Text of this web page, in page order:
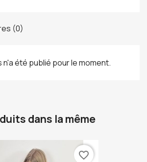
(0)
n'a été publié pour le moment.
dans la même
favorite_border